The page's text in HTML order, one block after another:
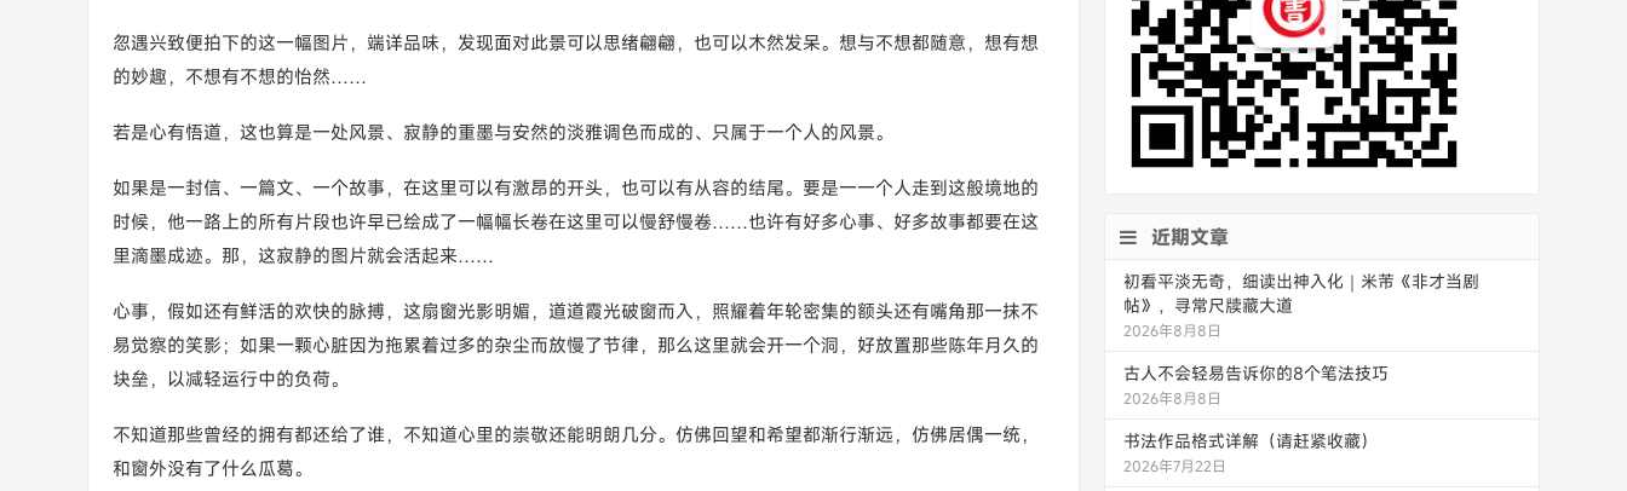
忽遇兴致便拍下的这一幅图片，端详品味，发现面对此景可以思绪翩翩，也可以木然发呆。想与不想都随意，想有想
的妙趣，不想有不想的怡然……
若是心有悟道，这也算是一处风景、寂静的重墨与安然的淡雅调色而成的、只属于一个人的风景。
如果是一封信、一篇文、一个故事，在这里可以有激昂的开头，也可以有从容的结尾。要是一一个人走到这般境地的
时候，他一路上的所有片段也许早已绘成了一幅幅长卷在这里可以慢舒慢卷……也许有好多心事、好多故事都要在这
里滴墨成迹。那，这寂静的图片就会活起来……
心事，假如还有鲜活的欢快的脉搏，这扇窗光影明媚，道道霞光破窗而入，照耀着年轮密集的额头还有嘴角那一抹不
易觉察的笑影；如果一颗心脏因为拖累着过多的杂尘而放慢了节律，那么这里就会开一个洞，好放置那些陈年月久的
块垒，以减轻运行中的负荷。
不知道那些曾经的拥有都还给了谁，不知道心里的崇敬还能明朗几分。仿佛回望和希望都渐行渐远，仿佛居偶一统，
和窗外没有了什么瓜葛。
近期文章
初看平淡无奇，细读出神入化｜米芾《非才当剧
帖》，寻常尺牍藏大道
2026年8月8日
古人不会轻易告诉你的8个笔法技巧
2026年8月8日
书法作品格式详解（请赶紧收藏）
2026年7月22日